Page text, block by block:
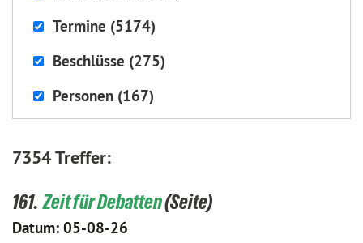
Termine (5174)
Beschlüsse (275)
Personen (167)
7354 Treffer:
161. Zeit für Debatten
Datum: 05-08-26